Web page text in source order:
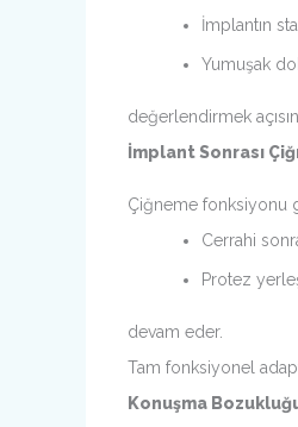
İmplantın
Yumuşak
değerlendirmek
İmplant Sonrası
Çiğneme fonksiyonu
Cerrahi
Protez
devam eder.
Tam fonksiyonel
Konuşma